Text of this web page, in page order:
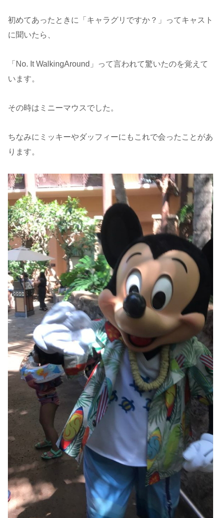
初めてあったときに「キャラグリですか？」ってキャスト
に聞いたら、
「No. It WalkingAround」って言われて驚いたのを覚えて
います。
その時はミニーマウスでした。
ちなみにミッキーやダッフィーにもこれで会ったことがあ
ります。